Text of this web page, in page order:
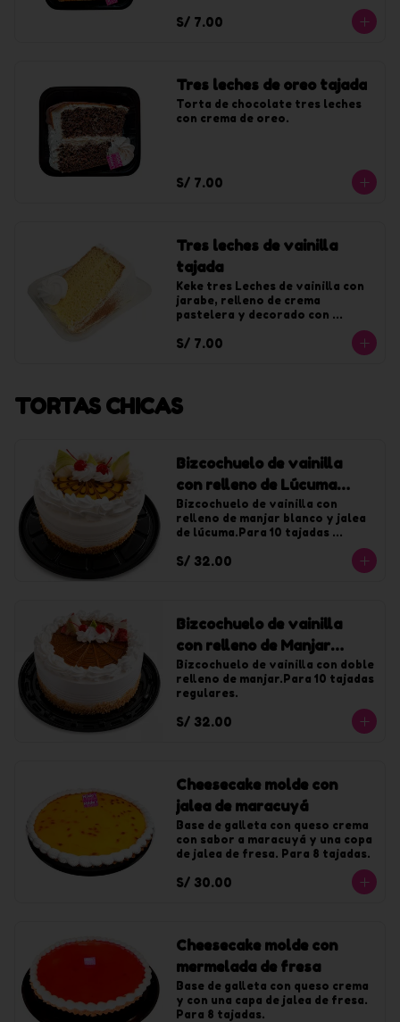
S/ 7.00
Tres leches de oreo tajada
Torta de chocolate tres leches
con crema de oreo.
S/ 7.00
Tres leches de vainilla
tajada
Keke tres Leches de vainilla con
jarabe, relleno de crema
pastelera y decorado con
S/ 7.00
TORTAS CHICAS
Bizcochuelo de vainilla
con relleno de Lúcuma
chica
Bizcochuelo de vainilla con
relleno de manjar blanco y jalea
de lúcuma.Para 10 tajadas
S/ 32.00
Bizcochuelo de vainilla
con relleno de Manjar
chica
Bizcochuelo de vainilla con doble
relleno de manjar.Para 10 tajadas
regulares.
S/ 32.00
Cheesecake molde con
jalea de maracuyá
Base de galleta con queso crema
con sabor a maracuyá y una copa
de jalea de fresa. Para 8 tajadas.
S/ 30.00
Cheesecake molde con
mermelada de fresa
Base de galleta con queso crema
y con una capa de jalea de fresa.
Para 8 tajadas.